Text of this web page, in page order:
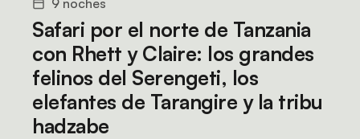
9 noches
Safari por el norte de Tanzania
con Rhett y Claire: los grandes
felinos del Serengeti, los
elefantes de Tarangire y la tribu
hadzabe